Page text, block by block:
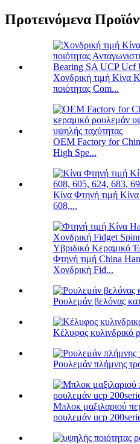
Προτεινόμενα
Χονδρική τιμή Κίνα
ποιότητας Com...
OEM Factory for
High Spe...
Κίνα Φτηνή τιμή
608,...
Φτηνή τιμή China
Χονδρική Fid...
Ρουλεμάν βελόνας
Κέλυφος κυλινδρικό
Ρουλεμάν πλήμνης
Μπλοκ μαξιλαριού
ρουλεμάν ucp